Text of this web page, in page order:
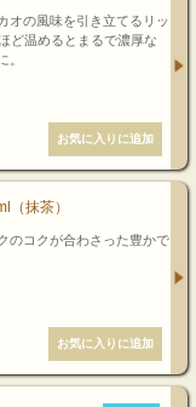
オの風味を引き立てるリッ
ど温めるとまるで濃厚な
。
（抹茶）
のコクが合わさった豊かで